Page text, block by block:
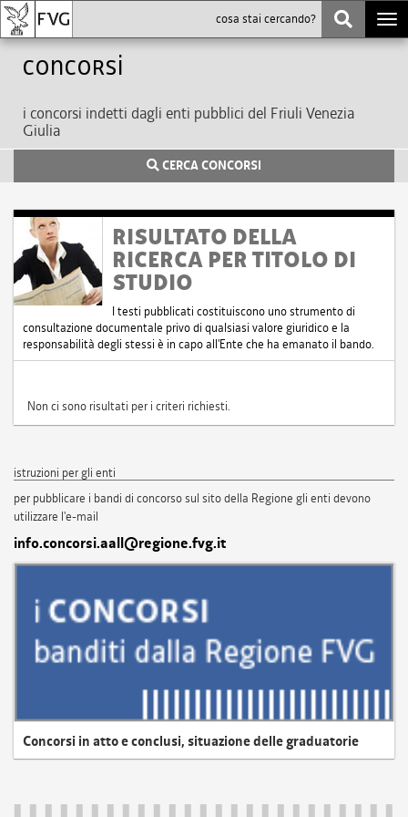
Concorsi
i concorsi indetti dagli enti pubblici del Friuli Venezia
Giulia
CERCA CONCORSI
RISULTATO DELLA
RICERCA PER TITOLO DI
STUDIO
I testi pubblicati costituiscono uno strumento di
consultazione documentale privo di qualsiasi valore giuridico e la
responsabilità degli stessi è in capo all'Ente che ha emanato il bando.
Non ci sono risultati per i criteri richiesti.
istruzioni per gli enti
per pubblicare i bandi di concorso sul sito della Regione gli enti devono
utilizzare l'e-mail
info.concorsi.aall@regione.fvg.it
Concorsi in atto e conclusi, situazione delle graduatorie